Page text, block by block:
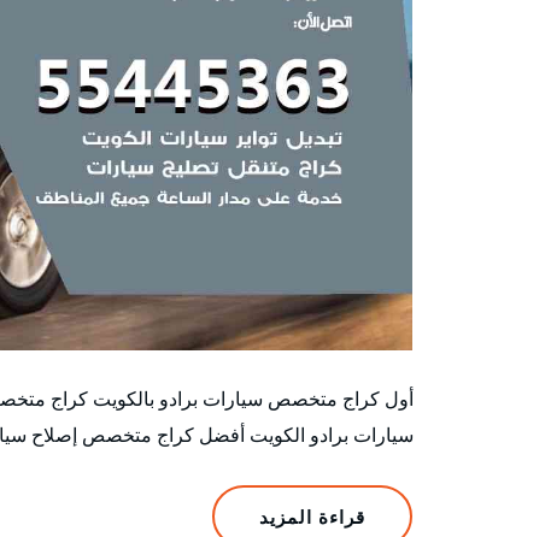
أول كراج متخصص سيارات برادو بالكويت كراج
سيارات برادو الكويت أفضل كراج متخصص إصلاح
قراءة المزيد